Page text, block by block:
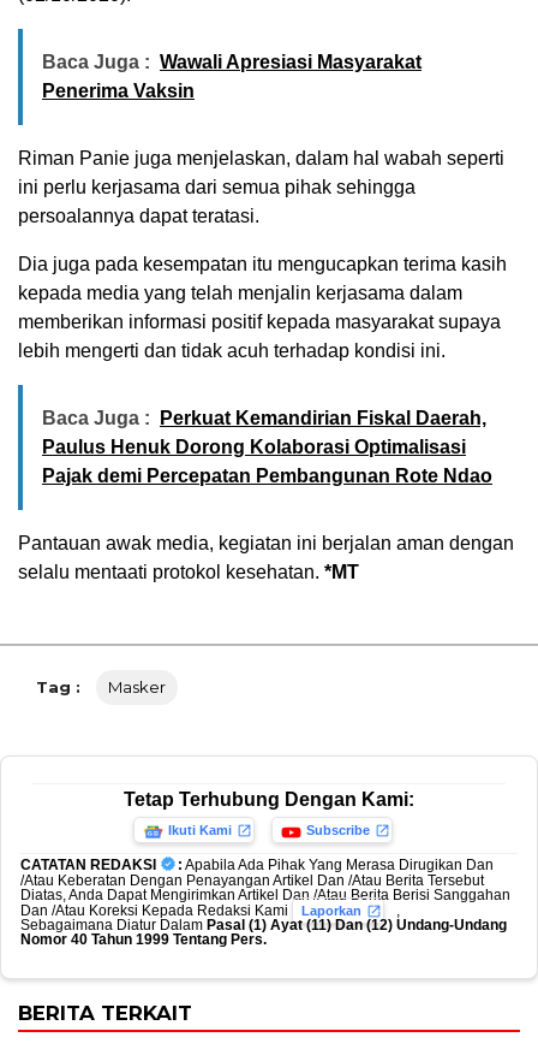
Baca Juga : Wawali Apresiasi Masyarakat
Penerima Vaksin
Riman Panie juga menjelaskan, dalam hal wabah seperti
ini perlu kerjasama dari semua pihak sehingga
persoalannya dapat teratasi.
Dia juga pada kesempatan itu mengucapkan terima kasih
kepada media yang telah menjalin kerjasama dalam
memberikan informasi positif kepada masyarakat supaya
lebih mengerti dan tidak acuh terhadap kondisi ini.
Baca Juga :
Perkuat Kemandirian Fiskal Daerah,
Paulus Henuk Dorong Kolaborasi Optimalisasi
Pajak demi Percepatan Pembangunan Rote Ndao
Pantauan awak media, kegiatan ini berjalan aman dengan
selalu mentaati protokol kesehatan. *MT
Tag : Masker
Tetap Terhubung Dengan Kami:
Ikuti Kami Subscribe
CATATAN REDAKSI : Apabila Ada Pihak Yang Merasa Dirugikan Dan
/Atau Keberatan Dengan Penayangan Artikel Dan /Atau Berita Tersebut
Diatas, Anda Dapat Mengirimkan Artikel Dan /Atau Berita Berisi Sanggahan
Dan /Atau Koreksi Kepada Redaksi Kami
Laporkan
Sebagaimana Diatur Dalam Pasal (1) Ayat (11) Dan (12) Undang-Undang
Nomor 40 Tahun 1999 Tentang Pers.
BERITA TERKAIT